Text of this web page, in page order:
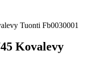
Tuonti Fb0030001
Kovalevy